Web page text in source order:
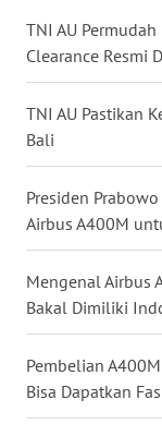
TNI AU
Clearance Resmi
TNI AU Pastikan
Bali
Presiden
Airbus A400M
Mengenal Airbus
Bakal Dimiliki
Pembelian
Bisa Dapatkan
WN
NUSANTARA
WN
JOGJA
WN
BALI
KALBAR